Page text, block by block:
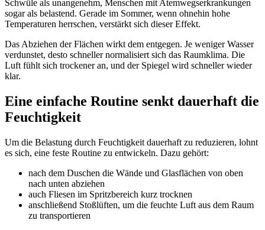
Schwüle als unangenehm, Menschen mit Atemwegserkrankungen
sogar als belastend. Gerade im Sommer, wenn ohnehin hohe
Temperaturen herrschen, verstärkt sich dieser Effekt.
Das Abziehen der Flächen wirkt dem entgegen. Je weniger Wasser
verdunstet, desto schneller normalisiert sich das Raumklima. Die
Luft fühlt sich trockener an, und der Spiegel wird schneller wieder
klar.
Eine einfache Routine senkt dauerhaft die
Feuchtigkeit
Um die Belastung durch Feuchtigkeit dauerhaft zu reduzieren, lohnt
es sich, eine feste Routine zu entwickeln. Dazu gehört:
nach dem Duschen die Wände und Glasflächen von oben
nach unten abziehen
auch Fliesen im Spritzbereich kurz trocknen
anschließend Stoßlüften, um die feuchte Luft aus dem Raum
zu transportieren